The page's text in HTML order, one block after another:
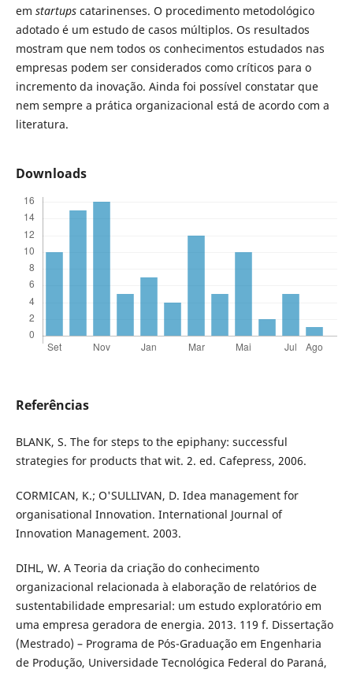
em startupscatarinenses. O procedimento metodológico
adotado é um estudo de casos múltiplos. Os resultados
mostram que nem todos os conhecimentos estudados nas
empresas podem ser considerados como críticos para o
incremento da inovação. Ainda foi possível constatar que
nem sempre a prática organizacional está de acordo com a
literatura.
Downloads
Referências
BLANK, S. The for steps to the epiphany: successful
strategies for products that wit. 2. ed. Cafepress, 2006.
CORMICAN, K.; O'SULLIVAN, D. Idea management for
organisational Innovation. International Journal of
Innovation Management. 2003.
DIHL, W. A Teoria da criação do conhecimento
organizacional relacionada à elaboração de relatórios de
sustentabilidade empresarial: um estudo exploratório em
uma empresa geradora de energia. 2013. 119 f. Dissertação
(Mestrado) – Programa de Pós-Graduação em Engenharia
de Produção, Universidade Tecnológica Federal do Paraná,